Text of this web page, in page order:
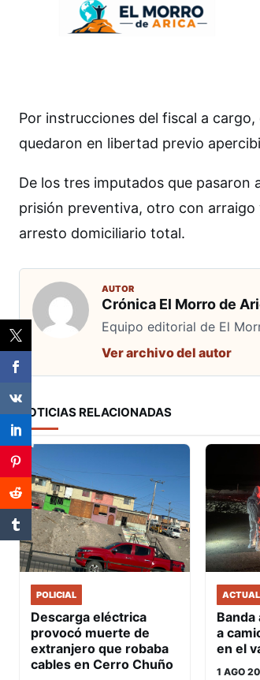
Por instrucciones del fiscal a
quedaron en libertad previo
De los tres imputados que pasaron
prisión preventiva, otro con
arresto domiciliario total.
AUTOR
Crónica El Morro de
Equipo editorial de El
Ver archivo del autor
NOTICIAS RELACIONADAS
POLICIAL
Descarga eléctrica
provocó muerte de
extranjero que robaba
cables en Cerro Chuño
Banda
a
en el
1 AGO